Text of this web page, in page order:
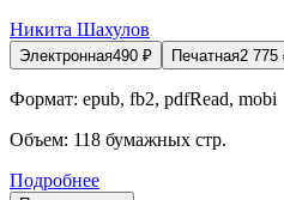
Никита Шахулов
Электронная490 ₽ Печатная2 775
Формат: epub, fb2, pdfRead, mobi
Объем: 118 бумажных стр.
Подробнее